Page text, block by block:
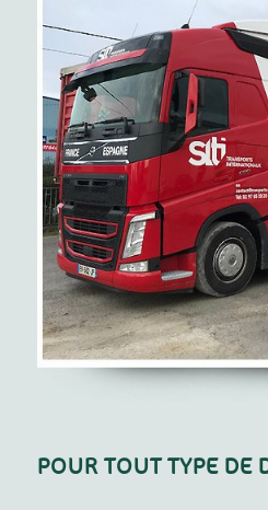
POUR TOUT TYPE DE